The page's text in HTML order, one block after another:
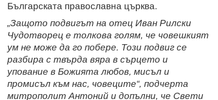
Българската православна църква.
„Защото подвигът на отец Иван Рилски
Чудотворец е толкова голям, че човешкият
ум не може да го побере. Този подвиг се
разбира с твърда вяра в сърцето и
упование в Божията любов, мисъл и
промисъл към нас, човеците“, подчерта
митрополит Антоний и допълни, че Свети